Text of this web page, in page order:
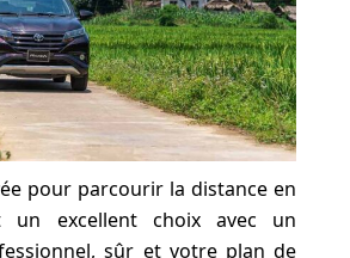
pour parcourir la distance en
un excellent choix avec un
sûr et votre plan de